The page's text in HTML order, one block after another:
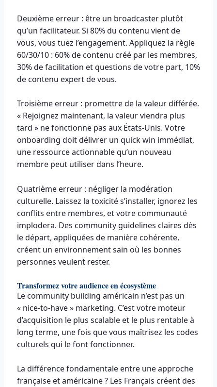
Deuxième erreur : être un broadcaster plutôt
qu’un facilitateur. Si 80% du contenu vient de
vous, vous tuez l’engagement. Appliquez la règle
60/30/10 : 60% de contenu créé par les membres,
30% de facilitation et questions de votre part, 10%
de contenu expert de vous.
Troisième erreur : promettre de la valeur différée.
« Rejoignez maintenant, la valeur viendra plus
tard » ne fonctionne pas aux États-Unis. Votre
onboarding doit délivrer un quick win immédiat,
une ressource actionnable qu’un nouveau
membre peut utiliser dans l’heure.
Quatrième erreur : négliger la modération
culturelle. Laissez la toxicité s’installer, ignorez les
conflits entre membres, et votre communauté
implodera. Des community guidelines claires dès
le départ, appliquées de manière cohérente,
créent un environnement sain où les bonnes
personnes veulent rester.
Transformez votre audience en écosystème
Le community building américain n’est pas un
« nice-to-have » marketing. C’est votre moteur
d’acquisition le plus scalable et le plus rentable à
long terme, une fois que vous maîtrisez les codes
culturels qui le font fonctionner.
La différence fondamentale entre une approche
française et américaine ? Les Français créent des